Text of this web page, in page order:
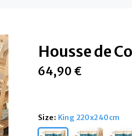
Housse de
64,90 €
Size: King 220x240cm